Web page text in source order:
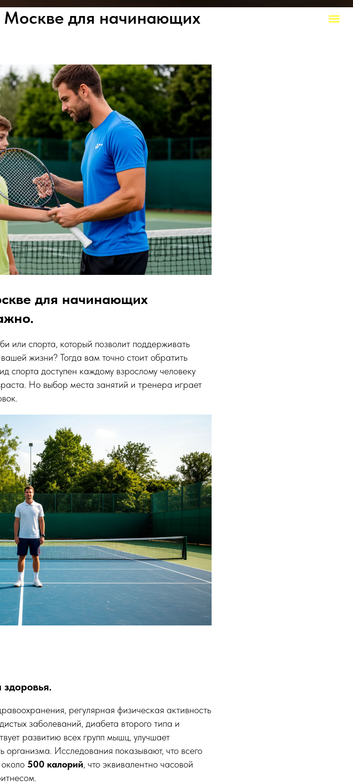
Москве для начинающих
для начинающих
или спорта, который позволит поддерживать
жизни? Тогда вам точно стоит обратить
спорта доступен каждому взрослому человеку
Но выбор места занятий и тренера играет
регулярная физическая активность
заболеваний, диабета второго типа и
развитию всех групп мышц, улучшает
Исследования показывают, что всего
500 калорий, что эквивалентно часовой